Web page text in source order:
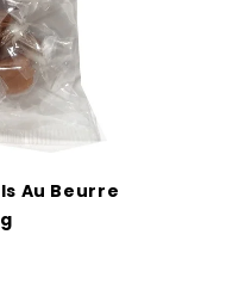
Au Beurre